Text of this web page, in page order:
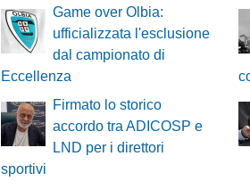
Game over Olbia:
ufficializzata l'esclusione
dal campionato di
Eccellenza
Firmato lo storico
accordo tra ADICOSP e
LND per i direttori
sportivi